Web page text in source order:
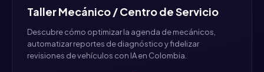
Taller Mecánico / Centro de Servicio
Descubre cómo optimizar la agenda de mecánicos,
automatizar reportes de diagnóstico y fidelizar
revisiones de vehículos con IA en Colombia.